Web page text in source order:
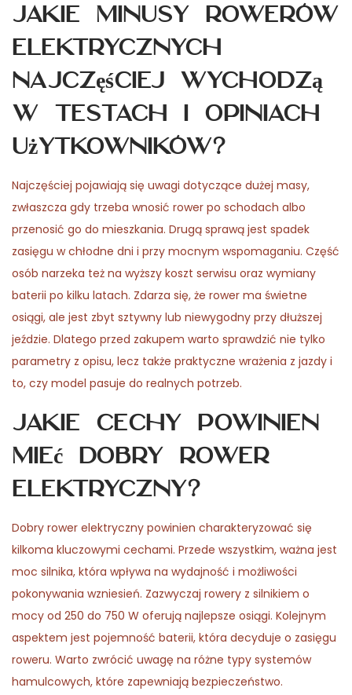
Jakie minusy rowerów
elektrycznych
najczęściej wychodzą
w testach i opiniach
użytkowników?
Najczęściej pojawiają się uwagi dotyczące dużej masy,
zwłaszcza gdy trzeba wnosić rower po schodach albo
przenosić go do mieszkania. Drugą sprawą jest spadek
zasięgu w chłodne dni i przy mocnym wspomaganiu. Część
osób narzeka też na wyższy koszt serwisu oraz wymiany
baterii po kilku latach. Zdarza się, że rower ma świetne
osiągi, ale jest zbyt sztywny lub niewygodny przy dłuższej
jeździe. Dlatego przed zakupem warto sprawdzić nie tylko
parametry z opisu, lecz także praktyczne wrażenia z jazdy i
to, czy model pasuje do realnych potrzeb.
Jakie cechy powinien
mieć dobry rower
elektryczny?
Dobry rower elektryczny powinien charakteryzować się
kilkoma kluczowymi cechami. Przede wszystkim, ważna jest
moc silnika, która wpływa na wydajność i możliwości
pokonywania wzniesień. Zazwyczaj rowery z silnikiem o
mocy od 250 do 750 W oferują najlepsze osiągi. Kolejnym
aspektem jest pojemność baterii, która decyduje o zasięgu
roweru. Warto zwrócić uwagę na różne typy systemów
hamulcowych, które zapewniają bezpieczeństwo.